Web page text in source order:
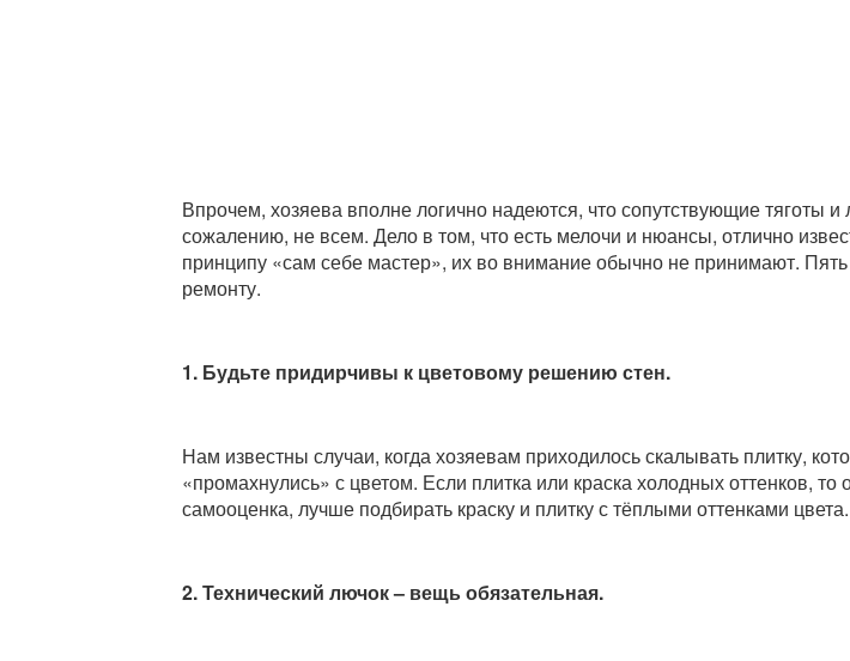
Впрочем, хозяева вполне логично надеются, что сопутствующие тяготы
сожалению, не всем. Дело в том, что есть мелочи и нюансы, отлично
принципу «сам себе мастер», их во внимание обычно не принимают.
ремонту.
1. Будьте придирчивы к цветовому решению стен.
Нам известны случаи, когда хозяевам приходилось скалывать плитку,
«промахнулись» с цветом. Если плитка или краска холодных оттенков,
самооценка, лучше подбирать краску и плитку с тёплыми оттенками цвета.
2. Технический лючок – вещь обязательная.